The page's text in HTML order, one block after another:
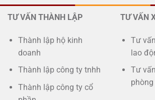
TƯ VẤN THÀNH LẬP
Thành lập hộ kinh
doanh
Thành lập công ty tnhh
Thành lập công ty cổ
TƯ VẤN
Tư
lao
Tư